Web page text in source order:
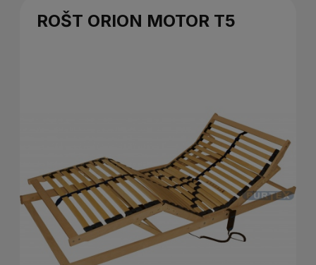
ROŠT ORION MOTOR T5